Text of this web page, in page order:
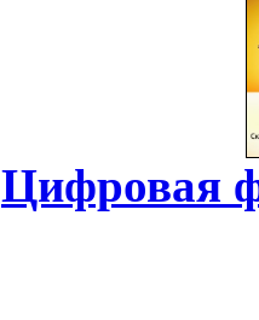
Цифровая